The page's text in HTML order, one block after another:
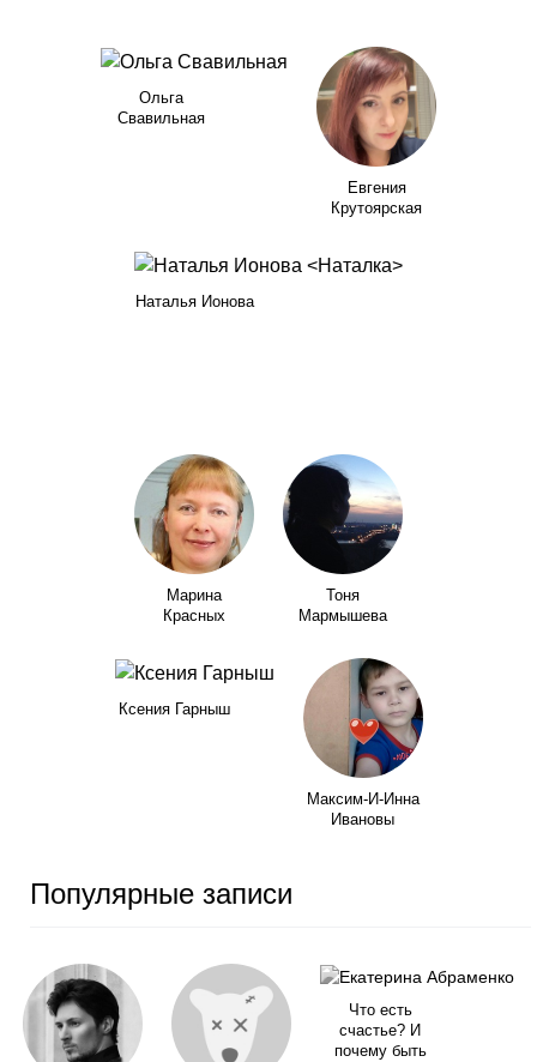
Ольга
Свавильная
Евгения
Крутоярская
Наталья Ионова
Марина
Красных
Тоня
Мармышева
Ксения Гарныш
Максим-И-Инна
Ивановы
Популярные записи
Что есть
счастье? И
почему быть